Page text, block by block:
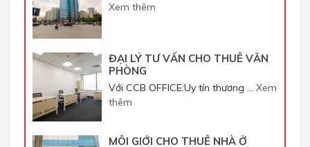
Xem thêm
ĐẠI LÝ TƯ VẤN CHO THUÊ VĂN
PHÒNG
Với CCB OFFICE:Uy tín thương … Xem
thêm
MÔI GIỚI CHO THUÊ NHÀ Ở